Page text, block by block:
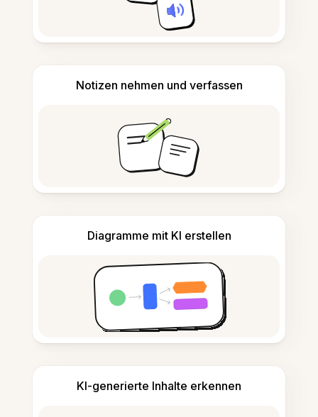
Notizen nehmen und verfassen
Diagramme mit KI erstellen
KI-generierte Inhalte erkennen